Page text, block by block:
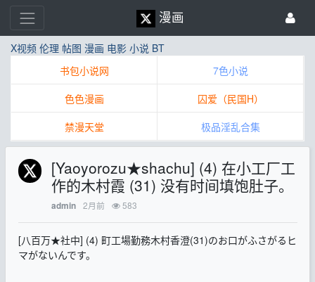
漫画
X视频 伦理 帖图 漫画 电影 小说 BT
书包小说网
7色小说
色色漫画
囚爱（民国H）
禁漫天堂
极品淫乱合集
[Yaoyorozu★shachu] (4) 在小工厂工
作的木村霞 (31) 没有时间填饱肚子。
admin 2月前 583
[八百万★社中] (4) 町工場勤務木村香澄(31)のお口がふさがるヒ
マがないんです。